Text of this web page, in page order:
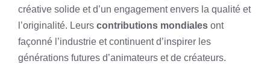
créative solide et d’un engagement envers la qualité et
l’originalité. Leurs contributions mondiales ont
façonné l’industrie et continuent d’inspirer les
générations futures d’animateurs et de créateurs.